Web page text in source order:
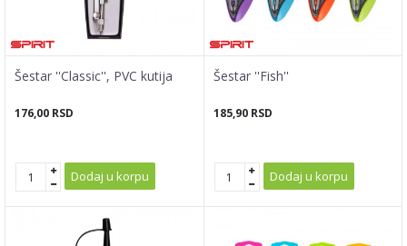
Šestar ''Classic'', PVC kutija
176,00 RSD
Dodaj u korpu
Šestar ''Fish''
185,90 RSD
Dodaj u korpu